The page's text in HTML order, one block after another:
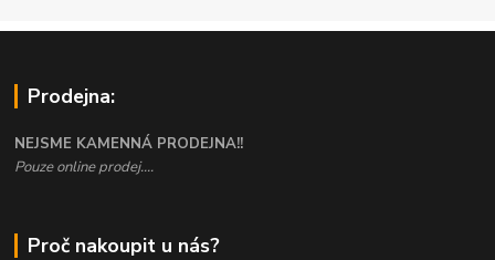
Prodejna:
NEJSME KAMENNÁ PRODEJNA!!
Pouze online prodej....
Proč nakoupit u nás?